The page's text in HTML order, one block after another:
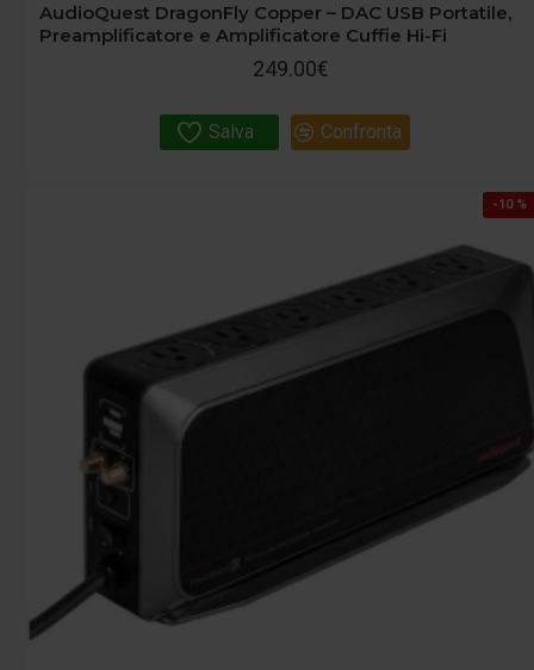
AudioQuest DragonFly Copper – DAC USB Portatile,
Preamplificatore e Amplificatore Cuffie Hi-Fi
249.00€
Salva Confronta
-10 %